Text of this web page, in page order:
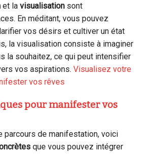
et la visualisation sont
En méditant, vous pouvez
vos désirs et cultiver un état
la visualisation consiste à imaginer
la souhaitez, ce qui peut intensifier
vos aspirations. Visualisez votre
vos rêves
pour manifester vos
parcours de manifestation, voici
que vous pouvez intégrer